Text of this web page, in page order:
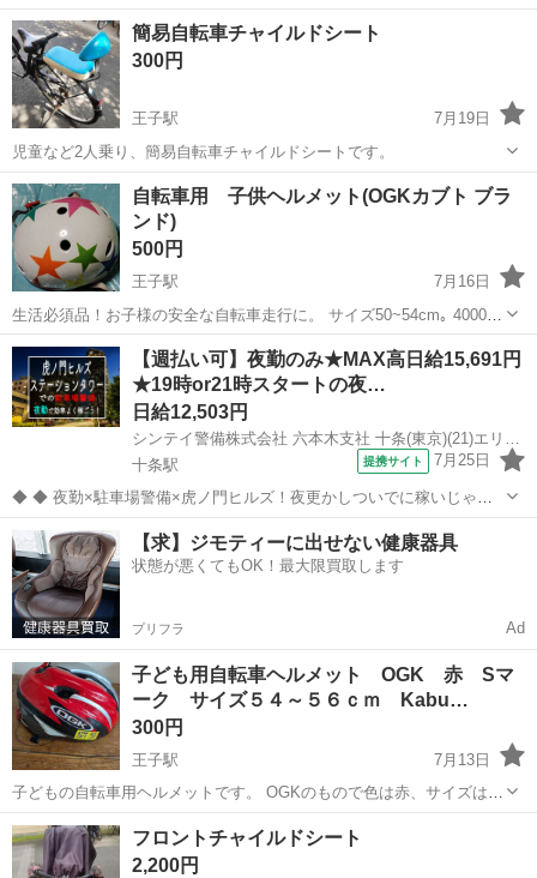
ので、ご了承いただける方のみよろしくお願いいたします。 取りに来
ていただける方のみになります。 自動ライト付き ギア付き
東京 北区 王子駅
簡易自転車チャイルドシート
300円
王子駅
7月19日
児童など2人乗り、簡易自転車チャイルドシートです。
東京 北区 王子駅 折りたたみ自転車
自転車用 子供ヘルメット(OGKカブト ブラ
ンド)
500円
王子駅
7月16日
生活必須品！お子様の安全な自転車走行に。 サイズ50~54cm｡ 4000円
ぐらいでした。(多少の傷あり) 王子駅での受け渡しです。
東京 北区 王子駅 その他
【週払い可】夜勤のみ★MAX高日給15,691円
★19時or21時スタートの夜…
日給12,503円
十条駅
提携サイト 7月25日
◆ ◆ 夜勤×駐車場警備×虎ノ門ヒルズ！夜更かしついでに稼いじゃお
う☆ 虎ノ門ヒルズステーションタワーの駐車場で 誘導・案内などのシ
ンプル業務をお任せ！ 夜勤ならではの高日給だから 少ない勤務日数で
も効率的に稼げます！ ...
東京 北区 十条駅
【求】ジモティーに出せない健康器具
状態が悪くてもOK！最大限買取します
プリフラ Ad
子ども用自転車ヘルメット OGK 赤 Sマ
ーク サイズ５４～５６ｃｍ Kabu…
300円
王子駅
7月13日
子どもの自転車用ヘルメットです。 OGKのもので色は赤、サイズは５
４ｃｍ～５６ｃｍ。 モデル：J-CULES2 メーカー：OGK Kabuto ２年
程使用しました。 サイドにムラサキスポーツのシールが貼ってあり...
東京 北区 王子駅 その他
フロントチャイルドシート
2,200円